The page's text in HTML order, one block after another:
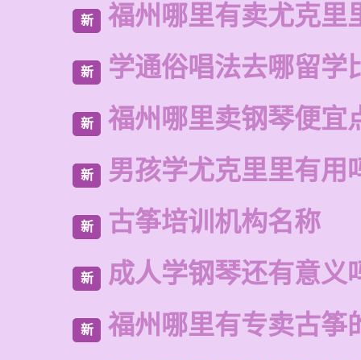
新 福州哪里有卖尤克里
新 学通俗唱法去哪留学
新 福州哪里卖钢琴便宜
新 男孩学尤克里里有用
新 古筝培训机构名称
新 成人学钢琴还有意义
新 福州哪里有专卖古筝